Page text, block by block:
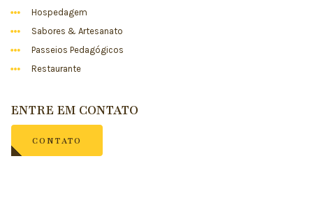
Hospedagem
Sabores & Artesanato
Passeios Pedagógicos
Restaurante
ENTRE EM CONTATO
CONTATO